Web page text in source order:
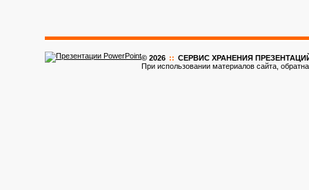
© 2026 :: CЕРВИС ХРАНЕНИЯ ПРЕЗЕНТАЦИЙ
При использовании материалов сайта,